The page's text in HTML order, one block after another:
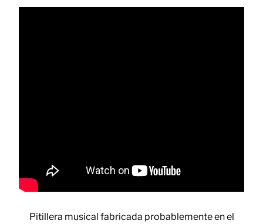
Pitillera musical fabricada probablemente en el